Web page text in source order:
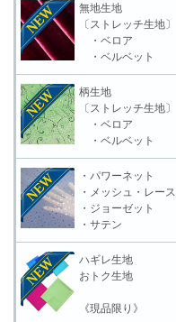
無地生地
〔ストレッチ生地〕
・ベロア
・ベルベット
柄生地
〔ストレッチ生地〕
・ベロア
・ベルベット
・パワーネット
・メッシュ・レース
・ジョーゼット
・サテン
ハギレ生地
おトク生地
《現品限り》